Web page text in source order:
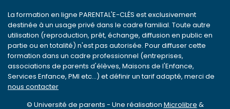
La formation en ligne PARENTAL'E-CLÉS est exclusivement
destinée à un usage privé dans le cadre familial. Toute autre
utilisation (reproduction, prêt, échange, diffusion en public en
partie ou en totalité) n'est pas autorisée. Pour diffuser cette
formation dans un cadre professionnel (entreprises,
associations de parents d'élèves, Maisons de l'Enfance,
Services Enfance, PMI etc...) et définir un tarif adapté, merci de
nous contacter
© Université de parents - Une réalisation Microlibre &